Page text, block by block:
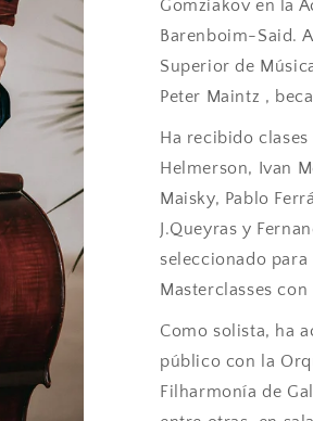
Gomziakov en la
Barenboim-Said.
Superior de
Peter Maintz ,
Ha recibido
Helmerson, Ivan
Maisky, Pablo
J.Queyras y
seleccionado
Masterclasses
Como solista, ha
público con la
Filharmonía de